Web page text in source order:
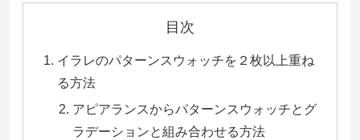
目次
イラレのパターンスウォッチを２枚以上重ね
る方法
アピアランスからパターンスウォッチとグ
ラデーションと組み合わせる方法